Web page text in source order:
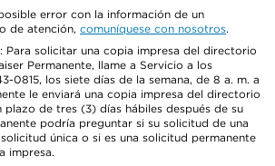
error con la información de un
de atención, comuníquese con nosotros.
Para solicitar una copia impresa del directorio
Permanente, llame a Servicio a los
0815, los siete días de la semana, de 8 a. m. a
le enviará una copia impresa del directorio
de tres (3) días hábiles después de su
podría preguntar si su solicitud de una
única o si es una solicitud permanente
impresa.